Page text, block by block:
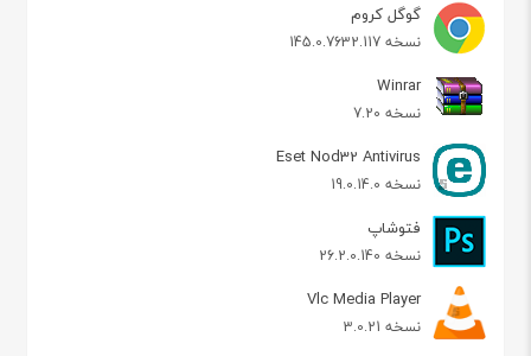
گوگل کروم
نسخه 145.0.7632.117
Winrar
نسخه 7.20
Eset Nod32 Antivirus
نسخه 19.0.14.0
فتوشاپ
نسخه 26.2.0.140
Vlc Media Player
نسخه 3.0.21